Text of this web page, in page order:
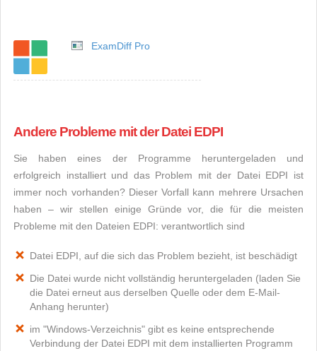
ExamDiff Pro
Andere Probleme mit der Datei EDPI
Sie haben eines der Programme heruntergeladen und
erfolgreich installiert und das Problem mit der Datei EDPI ist
immer noch vorhanden? Dieser Vorfall kann mehrere Ursachen
haben – wir stellen einige Gründe vor, die für die meisten
Probleme mit den Dateien EDPI: verantwortlich sind
Datei EDPI, auf die sich das Problem bezieht, ist beschädigt
Die Datei wurde nicht vollständig heruntergeladen (laden Sie
die Datei erneut aus derselben Quelle oder dem E-Mail-
Anhang herunter)
im "Windows-Verzeichnis" gibt es keine entsprechende
Verbindung der Datei EDPI mit dem installierten Programm